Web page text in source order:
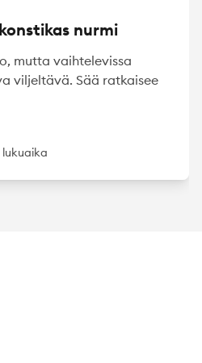
nurmi
mutta vaihtelevissa
viljeltävä. Sää ratkaisee
lukuaika